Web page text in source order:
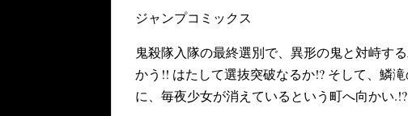
ジャンプコミックス
鬼殺隊入隊の最終選別で、異形の鬼と対峙す
かう!! はたして選抜突破なるか!? そして、鱗
に、毎夜少女が消えているという町へ向かい.!?